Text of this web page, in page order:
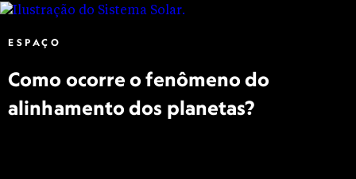
ESPAÇO
Como ocorre o fenômeno do
alinhamento dos planetas?